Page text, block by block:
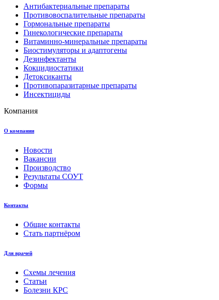
Антибактериальные препараты
Противовоспалительные препараты
Гормональные препараты
Гинекологические препараты
Витаминно-минеральные препараты
Биостимуляторы и адаптогены
Дезинфектанты
Кокцидиостатики
Детоксиканты
Противопаразитарные препараты
Инсектициды
Компания
О компании
Новости
Вакансии
Производство
Результаты СОУТ
Формы
Контакты
Общие контакты
Стать партнёром
Для врачей
Схемы лечения
Статьи
Болезни КРС